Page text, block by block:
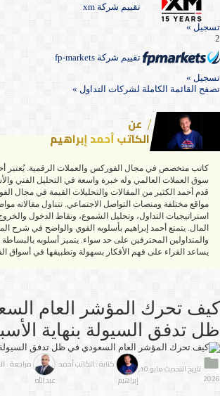
تقييم شركة xm
تسجيل »
2
تقييم شركة fp-markets
تسجيل »
تصفح القائمة الكاملة لشركات التداول »
عن
الكاتب أحمد إبراهيم
كاتب متخصص في مجال الفوركس والعملات الرقمية. يُعتبر
سوق العملات العالمي وله خبرة واسعة في التحليل الفني
قدم أحمد الكثير من المقالات والتحليلات القيمة في مجال
مواقع مختلفة ومنصات التواصل الاجتماعي. تتناول مقالاته
استراتيجيات التداول، وتحليل الشموع، ونقاط الدخول
المال. يتمتع أحمد إبراهيم بأسلوبه القوي والواضح في شرح
والمتداولين المحترفين على حد سواء. يتميز أسلوبه بالبساطة
يساعد القراء على فهم الأفكار بسهولة وتطبيقها في أسواق
كيف تحرك المؤشر العام
ظل تدفق السيولة بنهاية
تاريخ التحديث مايو 10,
2026
كتابة : الكاتب أحمد
إبراهيم
مراجعة :
عبد الله